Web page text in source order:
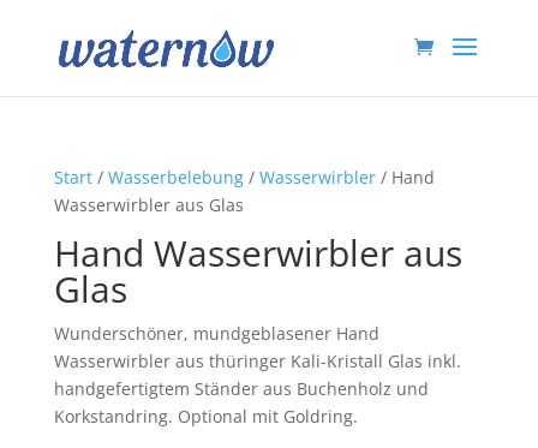
Start/ Wasserbelebung/ Wasserwirbler/ Hand
Wasserwirbler aus Glas
Hand Wasserwirbler aus
Glas
Wunderschöner, mundgeblasener Hand
Wasserwirbler aus thüringer Kali-Kristall Glas inkl.
handgefertigtem Ständer aus Buchenholz und
Korkstandring. Optional mit Goldring.